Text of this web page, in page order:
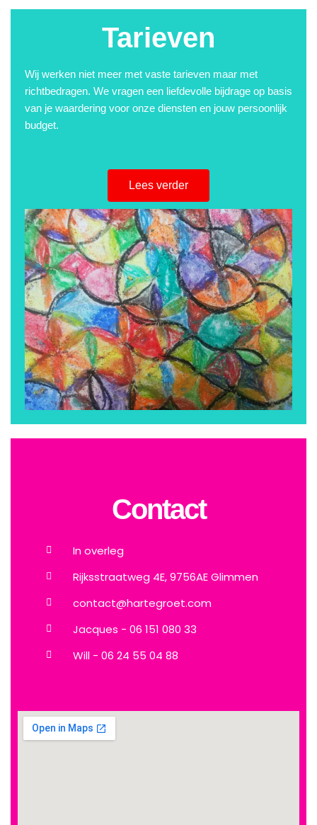
Tarieven
Wij werken niet meer met vaste tarieven maar met
richtbedragen. We vragen een liefdevolle bijdrage op basis
van je waardering voor onze diensten en jouw persoonlijk
budget.
Lees verder
Contact
In overleg
Rijksstraatweg 4E, 9756AE Glimmen
contact@hartegroet.com
Jacques - 06 151 080 33
Will - 06 24 55 04 88